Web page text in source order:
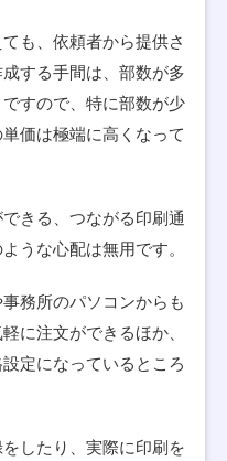
も、依頼者から提供さ
する手間は、部数が多
すので、特に部数が少
価は極端に高くなって
きる、つながる印刷通
うな心配は無用です。
務所のパソコンからも
に注文ができるほか、
定になっているところ
したり、実際に印刷を